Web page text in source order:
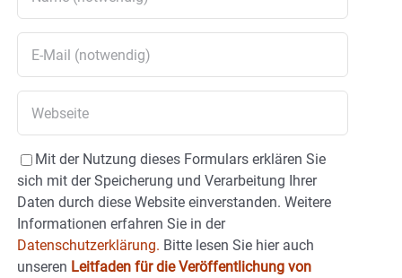
Mit der Nutzung dieses Formulars erklären Sie
sich mit der Speicherung und Verarbeitung Ihrer
Daten durch diese Website einverstanden. Weitere
Informationen erfahren Sie in der
Datenschutzerklärung. Bitte lesen Sie hier auch
unseren Leitfaden für die Veröffentlichung von